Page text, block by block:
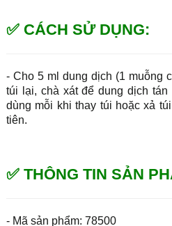
✅ CÁCH SỬ DỤNG:
- Cho 5 ml dung dịch (1 muỗng
túi lại, chà xát để dung dịch
dùng mỗi khi thay túi hoặc xả
tiên.
✅ THÔNG TIN SẢN
- Mã sản phẩm: 78500